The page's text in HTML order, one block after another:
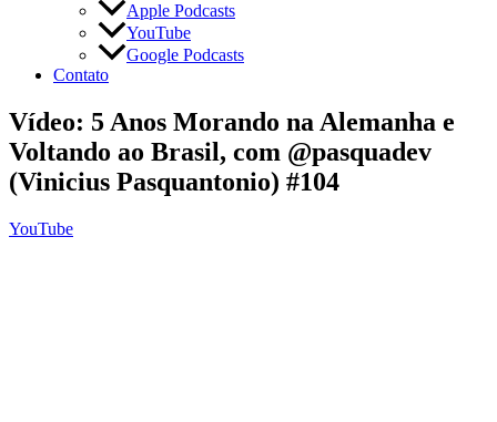
Apple Podcasts
YouTube
Google Podcasts
Contato
Vídeo: 5 Anos Morando na Alemanha e
Voltando ao Brasil, com @pasquadev
(Vinicius Pasquantonio) #104
YouTube